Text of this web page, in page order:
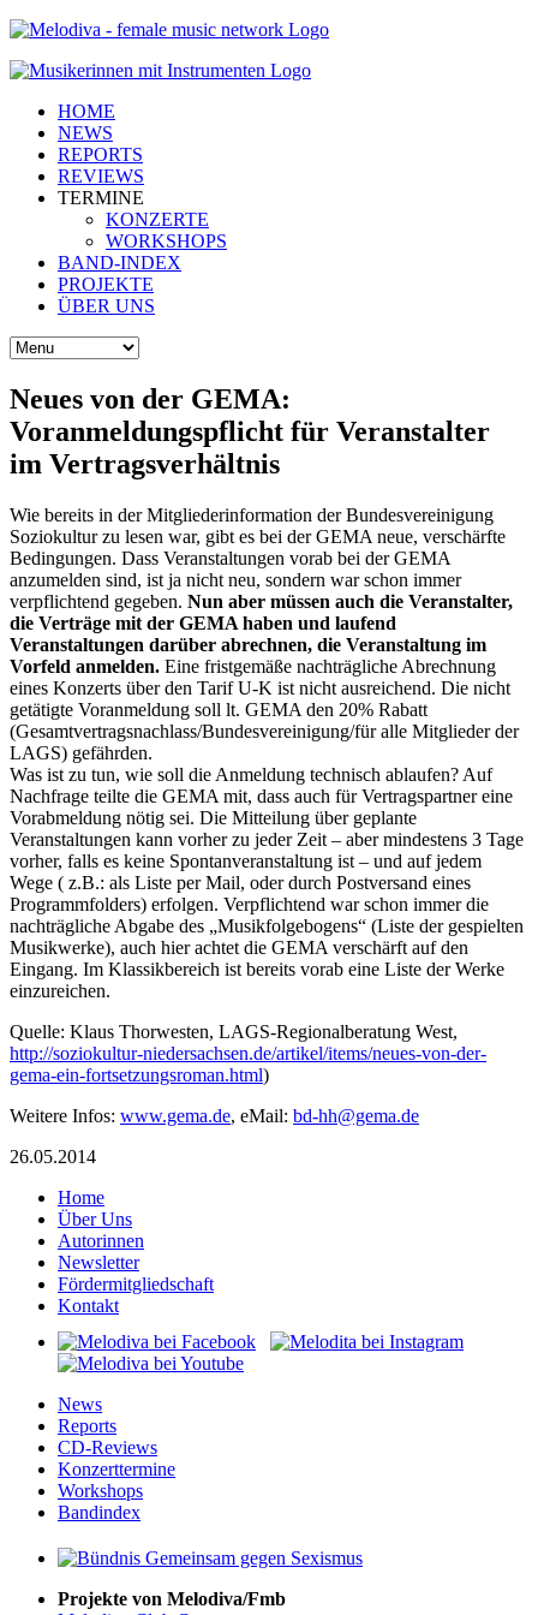
HOME
NEWS
REPORTS
REVIEWS
TERMINE
KONZERTE
WORKSHOPS
BAND-INDEX
PROJEKTE
ÜBER UNS
Neues von der GEMA:
Voranmeldungspflicht für Veranstalter
im Vertragsverhältnis
Wie bereits in der Mitgliederinformation der Bundesvereinigung
Soziokultur zu lesen war, gibt es bei der GEMA neue, verschärfte
Bedingungen. Dass Veranstaltungen vorab bei der GEMA
anzumelden sind, ist ja nicht neu, sondern war schon immer
verpflichtend gegeben. Nun aber müssen auch die Veranstalter,
die Verträge mit der GEMA haben und laufend
Veranstaltungen darüber abrechnen, die Veranstaltung im
Vorfeld anmelden. Eine fristgemäße nachträgliche Abrechnung
eines Konzerts über den Tarif U-K ist nicht ausreichend. Die nicht
getätigte Voranmeldung soll lt. GEMA den 20% Rabatt
(Gesamtvertragsnachlass/Bundesvereinigung/für alle Mitglieder der
LAGS) gefährden.
Was ist zu tun, wie soll die Anmeldung technisch ablaufen? Auf
Nachfrage teilte die GEMA mit, dass auch für Vertragspartner eine
Vorabmeldung nötig sei. Die Mitteilung über geplante
Veranstaltungen kann vorher zu jeder Zeit – aber mindestens 3 Tage
vorher, falls es keine Spontanveranstaltung ist – und auf jedem
Wege ( z.B.: als Liste per Mail, oder durch Postversand eines
Programmfolders) erfolgen. Verpflichtend war schon immer die
nachträgliche Abgabe des „Musikfolgebogens“ (Liste der gespielten
Musikwerke), auch hier achtet die GEMA verschärft auf den
Eingang. Im Klassikbereich ist bereits vorab eine Liste der Werke
einzureichen.
Quelle: Klaus Thorwesten, LAGS-Regionalberatung West,
http://soziokultur-niedersachsen.de/artikel/items/neues-von-der-
gema-ein-fortsetzungsroman.html)
Weitere Infos: www.gema.de, eMail: ed.am
eg@hh
-db
26.05.2014
Home
Über Uns
Autorinnen
Newsletter
Fördermitgliedschaft
Kontakt
News
Reports
CD-Reviews
Konzerttermine
Workshops
Bandindex
Projekte von Melodiva/Fmb